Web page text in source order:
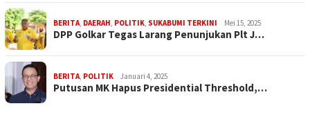
BERITA, DAERAH, POLITIK, SUKABUMI TERKINI Mei 15, 2025
DPP Golkar Tegas Larang Penunjukan Plt J…
BERITA, POLITIK Januari 4, 2025
Putusan MK Hapus Presidential Threshold,…